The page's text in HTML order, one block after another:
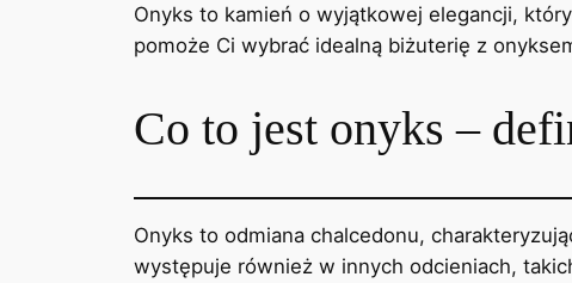
Onyks to kamień o wyjątkowej elegancji,
pomoże Ci wybrać idealną biżuterię z
Co to jest onyks –
Onyks to odmiana chalcedonu,
występuje również w innych odcieniach,